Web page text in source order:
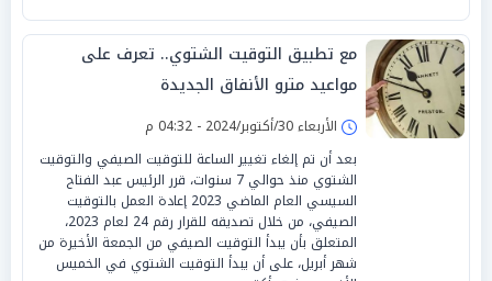
مع تطبيق التوقيت الشتوي.. تعرف على
مواعيد مترو الأنفاق الجديدة
الأربعاء 30/أكتوبر/2024 - 04:32 م
بعد أن تم إلغاء تغيير الساعة للتوقيت الصيفي والتوقيت
الشتوي منذ حوالي 7 سنوات، قرر الرئيس عبد الفتاح
السيسي العام الماضي 2023 إعادة العمل بالتوقيت
الصيفي، من خلال تصديقه للقرار رقم 24 لعام 2023،
المتعلق بأن يبدأ التوقيت الصيفي من الجمعة الأخيرة من
شهر أبريل، على أن يبدأ التوقيت الشتوي في الخميس